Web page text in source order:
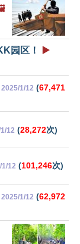
园区！ ▶️
2025/1/12 (67,471
12 (28,272次)
12 (101,246次)
2025/1/12 (62,972